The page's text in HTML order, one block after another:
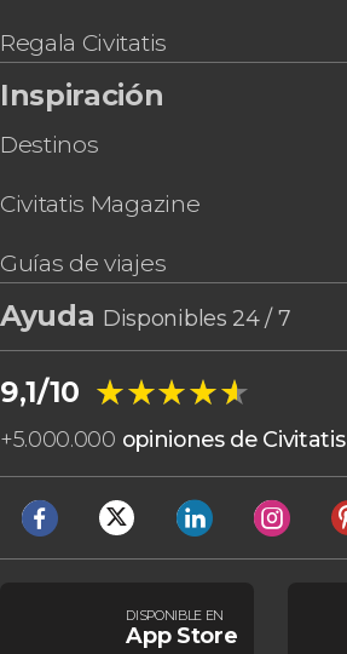
Regala Civitatis
Inspiración
Destinos
Civitatis Magazine
Guías de viajes
Ayuda Disponibles 24 / 7
9,1/10 ★★★★★
★★★★★
+5.000.000 opiniones de Civitatis
DISPONIBLE EN
App Store